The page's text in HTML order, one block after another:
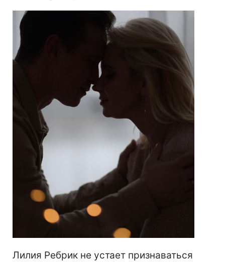
Лилия Ребрик не устает признаваться